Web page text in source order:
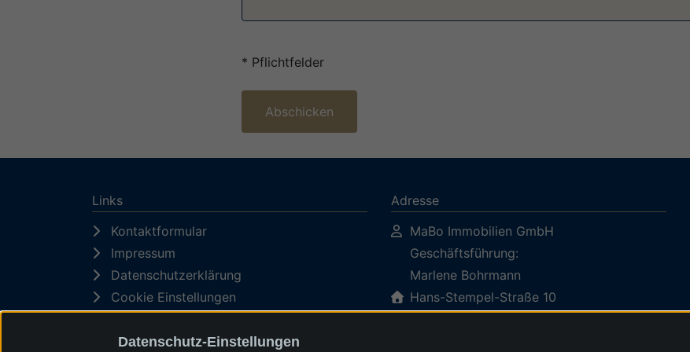
* Pflichtfelder
Abschicken
Links
Kontaktformular
Impressum
Datenschutzerklärung
Cookie Einstellungen
Adresse
MaBo Immobilien GmbH
Geschäftsführung:
Marlene Bohrmann
Hans-Stempel-Straße 10
Datenschutz-Einstellungen